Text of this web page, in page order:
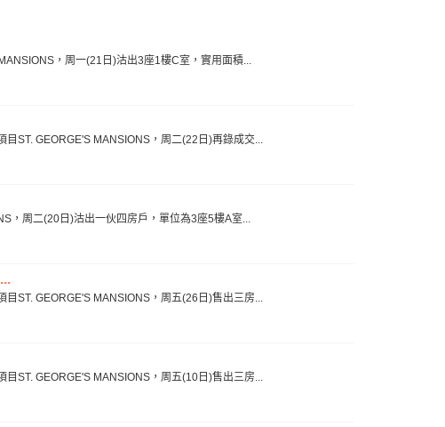
，周一(21日)沽出3座1樓C室，實用面積...
ST. GEORGE'S MANSIONS，周二(22日)再錄成交...
，周二(20日)沽出一伙四房戶，單位為3座5樓A室...
ST. GEORGE'S MANSIONS，周五(26日)售出三房...
ST. GEORGE'S MANSIONS，周五(10日)售出三房...